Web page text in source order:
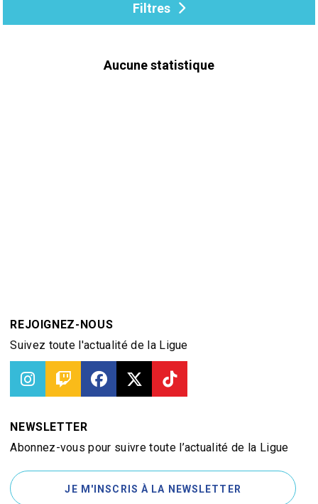
Filtres
Aucune statistique
REJOIGNEZ-NOUS
Suivez toute l'actualité de la Ligue
NEWSLETTER
Abonnez-vous pour suivre toute l’actualité de la Ligue
JE M'INSCRIS À LA NEWSLETTER